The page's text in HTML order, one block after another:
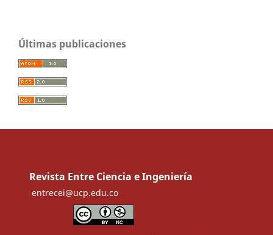
Últimas publicaciones
Revista Entre Ciencia e Ingeniería
entrecei@ucp.edu.co